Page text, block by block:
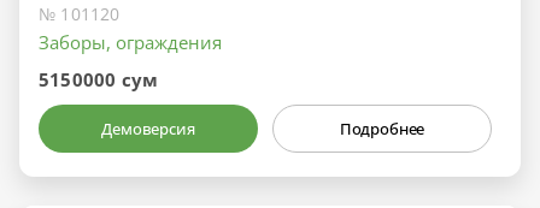
№ 101120
Заборы, ограждения
5150000 сум
Демоверсия Подробнее